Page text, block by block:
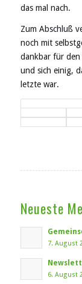
das mal nach.
Zum Abschluß
noch mit
dankbar für
und sich einig,
letzte war.
Neueste
7. August
6. August